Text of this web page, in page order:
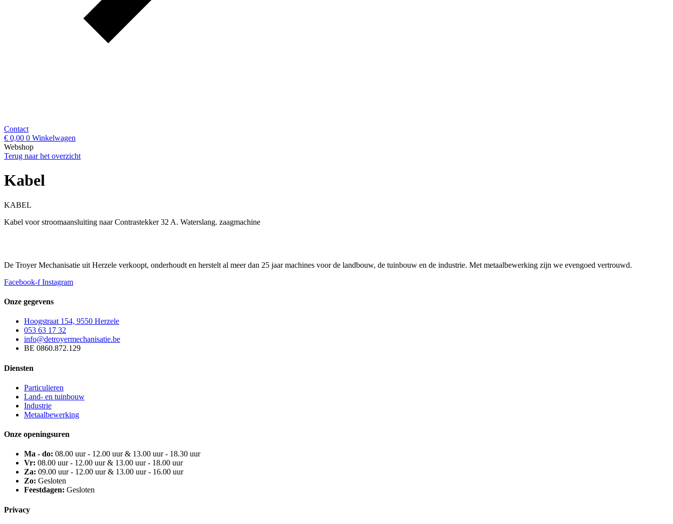
Contact
€ 0,00 0 Winkelwagen
Webshop
Terug naar het overzicht
Kabel
KABEL
Kabel voor stroomaansluiting naar Contrastekker 32 A. Waterslang. zaagmachine
De Troyer Mechanisatie uit Herzele verkoopt, onderhoudt en herstelt al meer dan 25 jaar machines voor de landbouw, de tuinbouw en de industrie. Met metaalbewerking zijn we evengoed vertrouwd.
Facebook-f Instagram
Onze gegevens
Hoogstraat 154, 9550 Herzele
053 63 17 32
info@detroyermechanisatie.be
BE 0860.872.129
Diensten
Particulieren
Land- en tuinbouw
Industrie
Metaalbewerking
Onze openingsuren
Ma - do: 08.00 uur - 12.00 uur & 13.00 uur - 18.30 uur
Vr: 08.00 uur - 12.00 uur & 13.00 uur - 18.00 uur
Za: 09.00 uur - 12.00 uur & 13.00 uur - 16.00 uur
Zo: Gesloten
Feestdagen: Gesloten
Privacy